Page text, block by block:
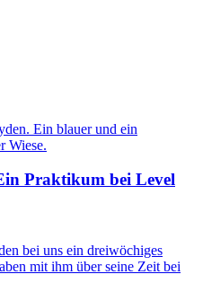
Praktikum bei Level
bei uns ein dreiwöchiges
mit ihm über seine Zeit bei